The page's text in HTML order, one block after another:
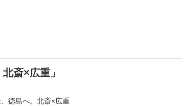
斎×広重」
徳島へ。北斎×広重